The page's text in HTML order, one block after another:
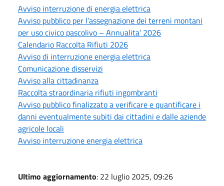
Avviso interruzione di energia elettrica
Avviso pubblico per l’assegnazione dei terreni montani
per uso civico pascolivo – Annualita’ 2026
Calendario Raccolta Rifiuti 2026
Avviso di interruzione energia elettrica
Comunicazione disservizi
Avviso alla cittadinanza
Raccolta straordinaria rifiuti ingombranti
Avviso pubblico finalizzato a verificare e quantificare i
danni eventualmente subiti dai cittadini e dalle aziende
agricole locali
Avviso interruzione energia elettrica
Ultimo aggiornamento: 22 luglio 2025, 09:26